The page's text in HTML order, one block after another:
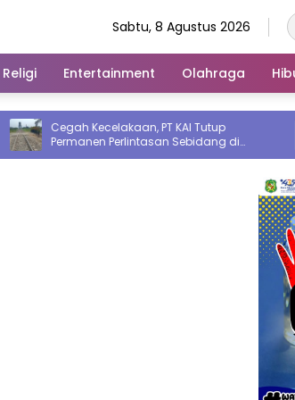
Sabtu, 8 Agustus 2026
Religi Entertainment Olahraga
Kecelakaan, PT KAI Tutup
Perlintasan Sebidang di
Perbaungan